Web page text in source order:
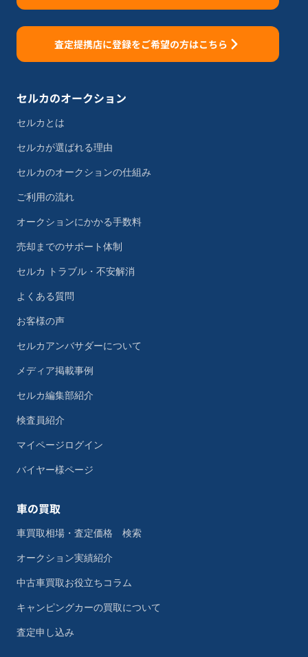
査定提携店に登録をご希望の方はこちら
セルカのオークション
セルカとは
セルカが選ばれる理由
セルカのオークションの仕組み
ご利用の流れ
オークションにかかる手数料
売却までのサポート体制
セルカ トラブル・不安解消
よくある質問
お客様の声
セルカアンバサダーについて
メディア掲載事例
セルカ編集部紹介
検査員紹介
マイページログイン
バイヤー様ページ
車の買取
車買取相場・査定価格 検索
オークション実績紹介
中古車買取お役立ちコラム
キャンピングカーの買取について
査定申し込み